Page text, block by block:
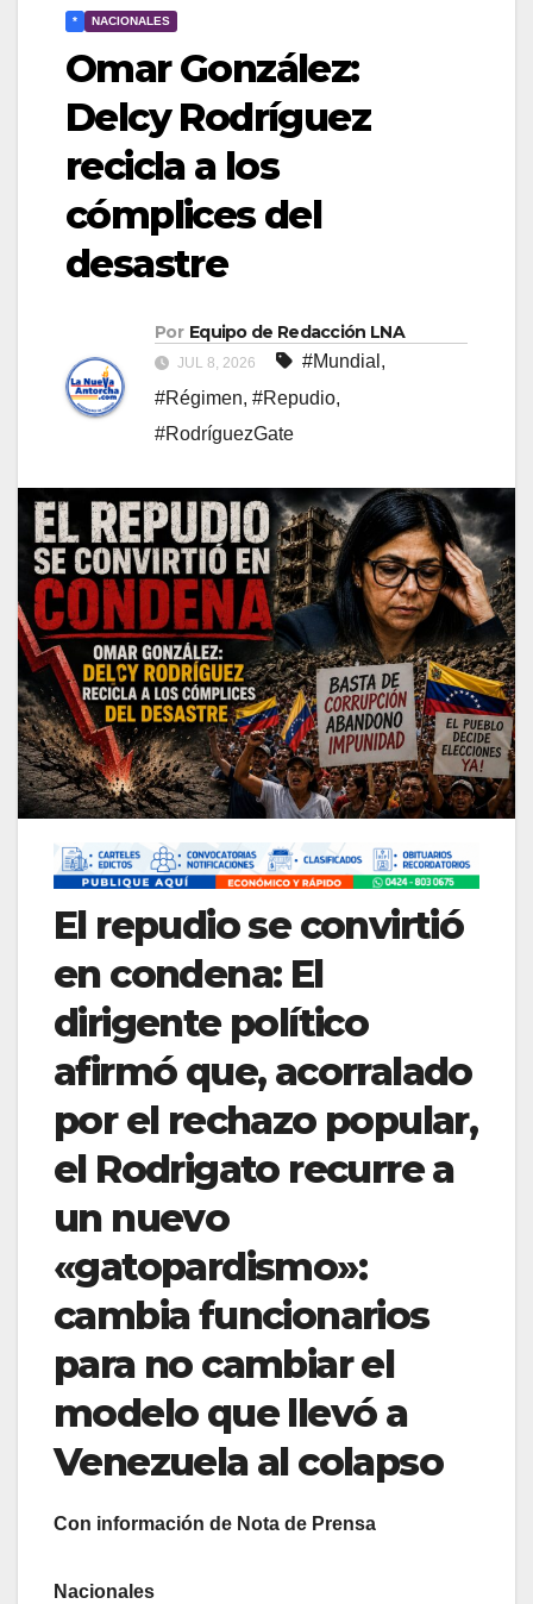
* NACIONALES
Omar González:
Delcy Rodríguez
recicla a los
cómplices del
desastre
Por Equipo de Redacción LNA
JUL 8, 2026 #Mundial ,
#Régimen, #Repudio,
#RodríguezGate
El repudio se convirtió
en condena: El
dirigente político
afirmó que, acorralado
por el rechazo popular,
el Rodrigato recurre a
un nuevo
«gatopardismo»:
cambia funcionarios
para no cambiar el
modelo que llevó a
Venezuela al colapso
Con información de Nota de Prensa
Nacionales